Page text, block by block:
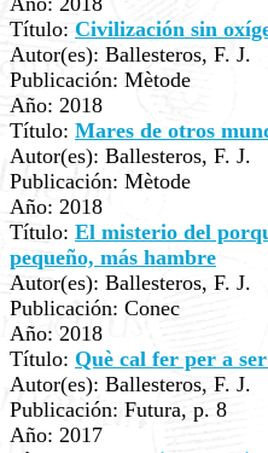
Título: Civilización sin
Autor(es): Ballesteros, F. J.
Publicación: Mètode
Año: 2018
Título: Mares de otros
Autor(es): Ballesteros, F. J.
Publicación: Mètode
Año: 2018
Título: El misterio del
pequeño, más hambre
Autor(es): Ballesteros, F. J.
Publicación: Conec
Año: 2018
Título: Què cal fer per a
Autor(es): Ballesteros, F. J.
Publicación: Futura, p. 8
Año: 2017